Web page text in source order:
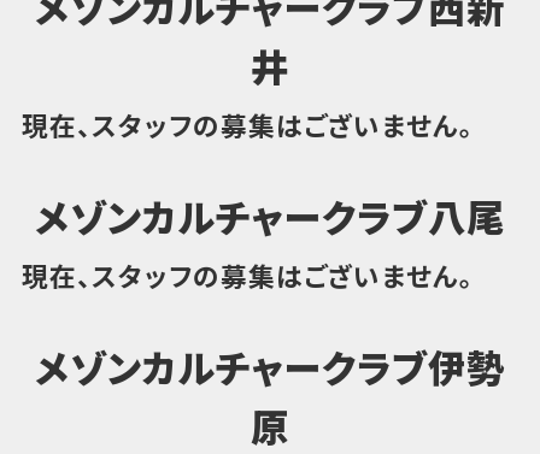
井
現在、スタッフの募集はございません。
メゾンカルチャークラブ八尾
現在、スタッフの募集はございません。
メゾンカルチャークラブ伊勢
原